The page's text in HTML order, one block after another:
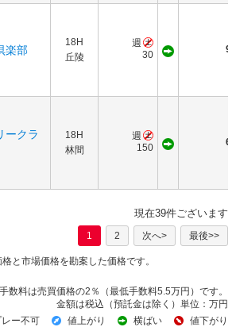
楽部
18H
丘陵
週
30
ークラ
18H
林間
週
150
現在39件ございます
1 2 次へ> 最後>>
と市場価格を勘案した価格です。
手数料は売買価格の2％（最低手数料5.5万円）です。
金額は税込（預託金は除く）単位：万円
ー不可
値上がり 横ばい
値下がり